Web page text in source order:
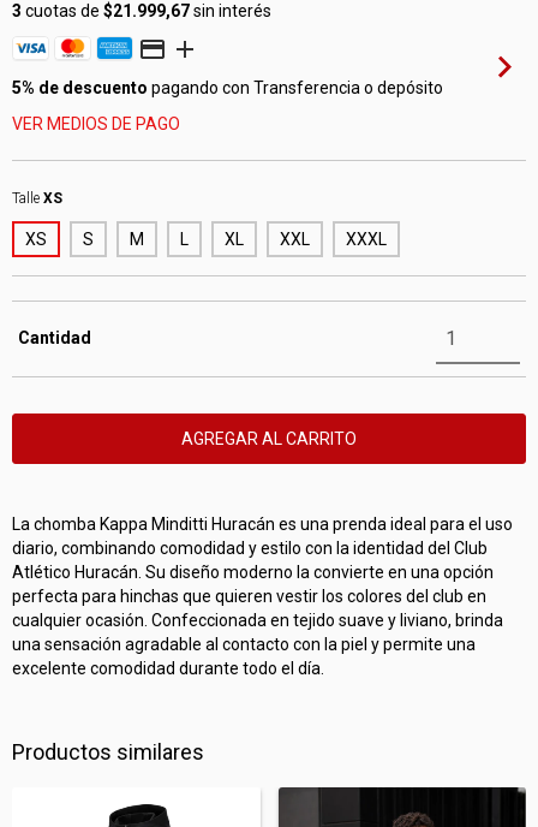
3 cuotas de $21.999,67sin interés
5% de descuento pagando con Transferencia o depósito
VER MEDIOS DE PAGO
Talle XS
XS S M L XL XXL XXXL
Cantidad
La chomba Kappa Minditti Huracán es una prenda ideal para el uso
diario, combinando comodidad y estilo con la identidad del Club
Atlético Huracán. Su diseño moderno la convierte en una opción
perfecta para hinchas que quieren vestir los colores del club en
cualquier ocasión. Confeccionada en tejido suave y liviano, brinda
una sensación agradable al contacto con la piel y permite una
excelente comodidad durante todo el día.
Productos similares